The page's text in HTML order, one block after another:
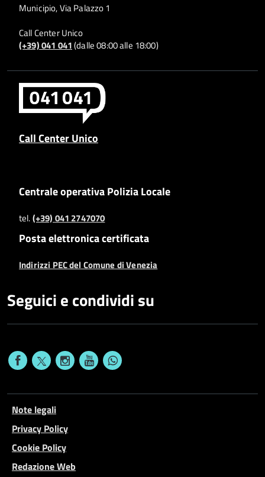
Municipio, Via Palazzo 1
Call Center Unico
(+39) 041 041(dalle 08:00 alle 18:00)
Call Center Unico
Centrale operativa Polizia Locale
tel.(+39) 041 2747070
Posta elettronica certificata
Indirizzi PEC del Comune di Venezia
Seguici e condividi su
Note legali
Privacy Policy
Cookie Policy
Redazione Web